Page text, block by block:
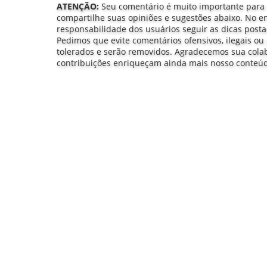
ATENÇÃO: Seu comentário é muito importante para
compartilhe suas opiniões e sugestões abaixo. No
responsabilidade dos usuários seguir as dicas
Pedimos que evite comentários ofensivos, ilegais
tolerados e serão removidos. Agradecemos sua
contribuições enriqueçam ainda mais nosso